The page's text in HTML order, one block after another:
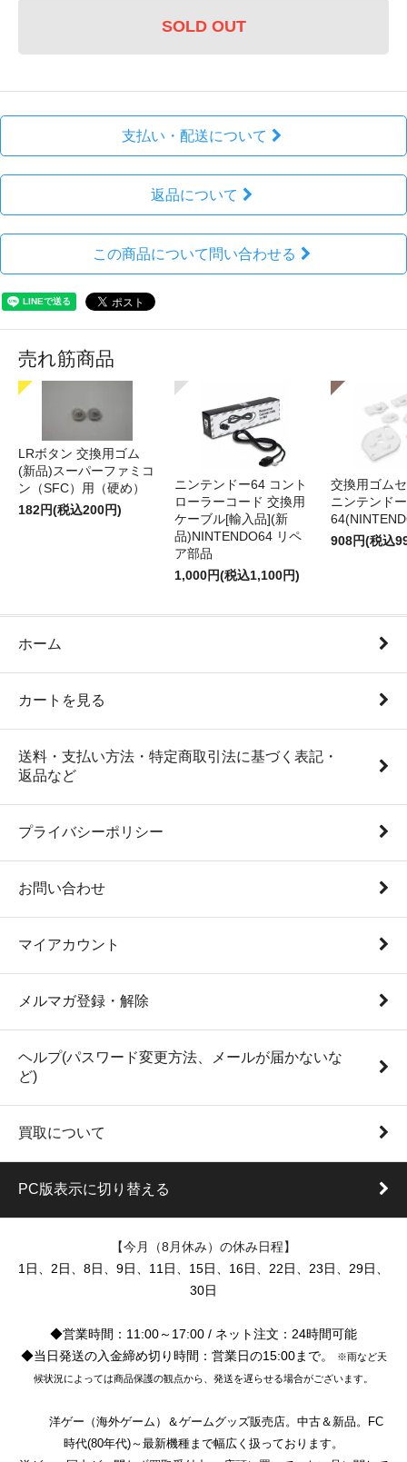
SOLD OUT
支払い・配送について
返品について
この商品について問い合わせる
売れ筋商品
LRボタン 交換用ゴム
(新品)スーパーファミコ
ン（SFC）用（硬め）
182円(税込200円)
ニンテンドー64 コント
ローラーコード 交換用
ケーブル[輸入品](新
品)NINTENDO64 リペ
ア部品
1,000円(税込1,100円)
交換用ゴム
ニンテンドー
908円(税込
ホーム
カートを見る
送料・支払い方法・特定商取引法に基づく表記・
返品など
プライバシーポリシー
お問い合わせ
マイアカウント
メルマガ登録・解除
ヘルプ(パスワード変更方法、メールが届かないな
ど)
買取について
PC版表示に切り替える
【今月（8月休み）の休み日程】
1日、2日、8日、9日、11日、15日、16日、22日、23日、29日、
30日
◆営業時間：11:00～17:00 / ネット注文：24時間可能
◆当日発送の入金締め切り時間：営業日の15:00まで。
※雨など天
候状況によっては商品保護の観点から、発送を遅らせる場合がございます。
洋ゲー（海外ゲーム）＆ゲームグッズ販売店。中古＆新品。FC
時代(80年代)～最新機種まで幅広く扱っております。